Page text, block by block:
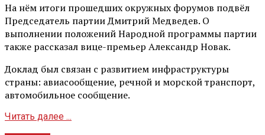
На нём итоги прошедших окружных форумов подвёл
Председатель партии Дмитрий Медведев. О
выполнении положений Народной программы партии
также рассказал вице-премьер Александр Новак.
Доклад был связан с развитием инфраструктуры
страны: авиасообщение, речной и морской транспорт,
автомобильное сообщение.
Читать далее ...